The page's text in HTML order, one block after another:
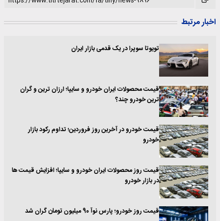
اخبار مرتبط
تویوتا سوپرا در یک قدمی بازار ایران
قیمت محصولات ایران خودرو و سایپا؛ ارزان ترین و گران
ترین خودرو چند؟
قیمت خودرو در آخرین روز فروردین؛ تداوم رکود بازار
خودرو
قیمت روز محصولات ایران خودرو و سایپا؛ افزایش قیمت ها
در بازار خودرو
قیمت روز خودرو؛ پارس نوآ 90 میلیون تومان گران شد